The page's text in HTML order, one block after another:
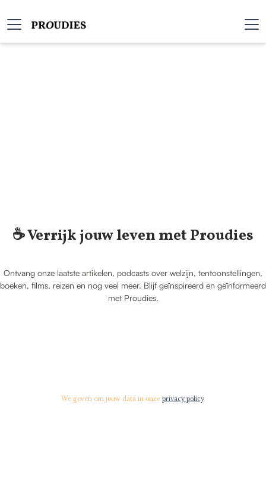
☕️ Verrijk jouw leven met Proudies
Ontvang onze laatste artikelen, podcasts over welzijn, tentoonstellingen,
boeken, films, reizen en nog veel meer. Blijf geïnspireerd en geïnformeerd
met Proudies.
We geven om jouw data in onze privacy policy.